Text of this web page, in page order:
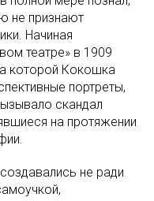
не признают
Начиная
театре» в 1909
которой Кокошка
портреты,
скандал
на протяжении
не ради